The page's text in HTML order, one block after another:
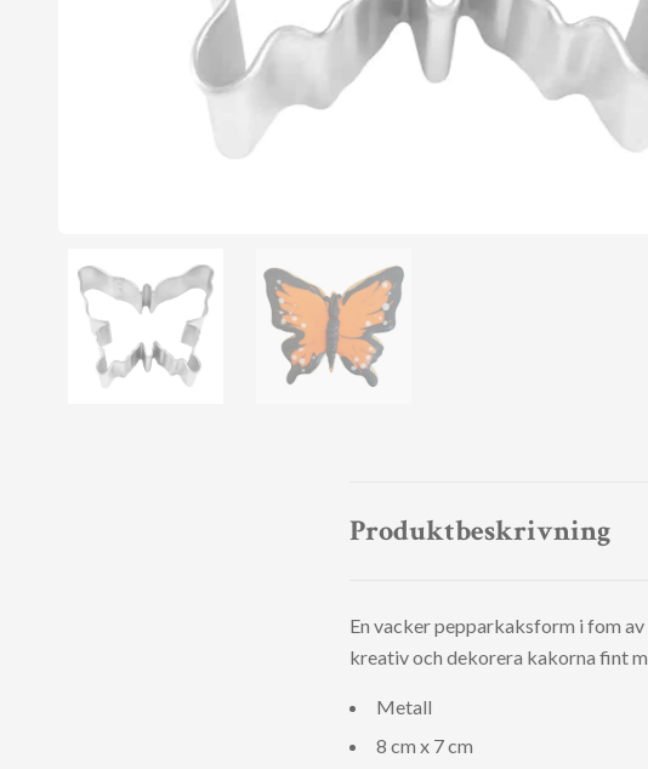
Produktbeskrivning
En vacker pepparkaksform i fom
kreativ och dekorera kakorna fint
Metall
8 cm x 7 cm